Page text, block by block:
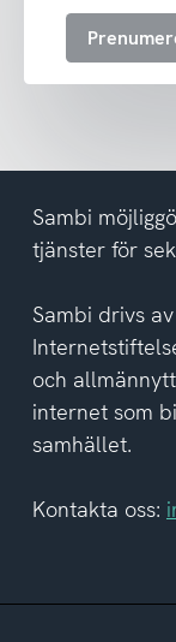
att
del
av
Sambi
tjänster för
Sambi drivs av
och
internet som
samhället.
Kontakta oss: